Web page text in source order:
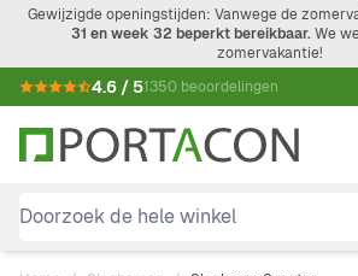
Ga naar de inhoud
Gewijzigde openingstijden: Vanwege de
31 en week 32 beperkt bereikbaar.We
zomervakantie!
4.6 / 51350 beoordelingen
Doorzoek de hele winkel